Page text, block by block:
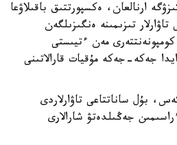
ارنالعان، ەكسپورتتىق باقىلاۋعا
تىزىمىنە ەنگىزىلگەن
مەن ءتيىستى
جەكە-جەكە مۇقيات قارالاتىنى
بۇل ساناتتاعى تاۋارلاردى
جەڭىلدەتۋ شارالارى